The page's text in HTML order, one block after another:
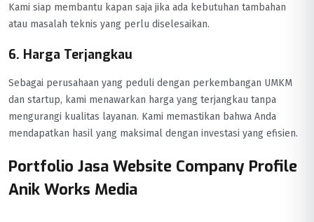
Kami siap membantu kapan saja jika ada kebutuhan tambahan
atau masalah teknis yang perlu diselesaikan.
6. Harga Terjangkau
Sebagai perusahaan yang peduli dengan perkembangan UMKM
dan startup, kami menawarkan harga yang terjangkau tanpa
mengurangi kualitas layanan. Kami memastikan bahwa Anda
mendapatkan hasil yang maksimal dengan investasi yang efisien.
Portfolio Jasa Website Company Profile
Anik Works Media